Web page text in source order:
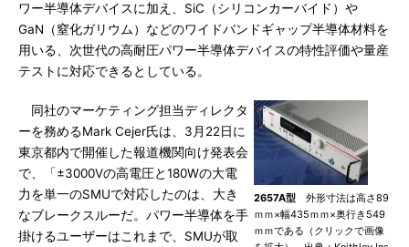
ワー半導体デバイスに加え、SiC（シリコンカーバイド）や
GaN（窒化ガリウム）などのワイドバンドギャップ半導体材料を
用いる、次世代の高耐圧パワー半導体デバイスの特性評価や量産
テストに対応できるとしている。
2657A型 外形寸法は高さ89
ｍｍ×幅435ｍｍ×奥行き549
ｍｍである（クリックで画像
同社のマーケティング担当ディレクタ
ーを務めるMark Cejer氏は、3月22日に
東京都内で開催した報道機関向け発表会
で、「±3000Vの高電圧と180Wの大電
力を単一のSMUで対応したのは、大き
なブレークスルーだ。パワー半導体を手
掛けるユーザーはこれまで、SMUが取